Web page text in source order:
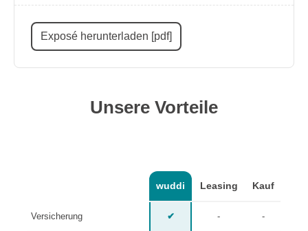
Exposé herunterladen [pdf]
Unsere Vorteile
wuddi Leasing Kauf
Versicherung ✔ - -